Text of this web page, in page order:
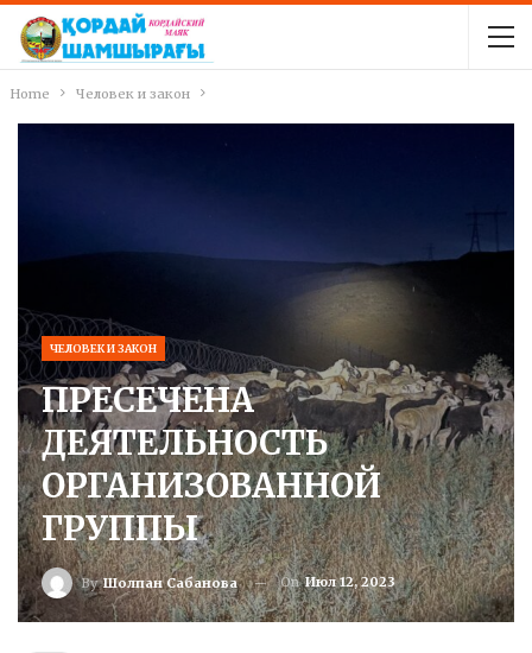
Home Человек и закон
ЧЕЛОВЕК И ЗАКОН
ПРЕСЕЧЕНА
ДЕЯТЕЛЬНОСТЬ
ОРГАНИЗОВАННОЙ
ГРУППЫ
ByШолпан Сабанова OnИюл 12, 2023